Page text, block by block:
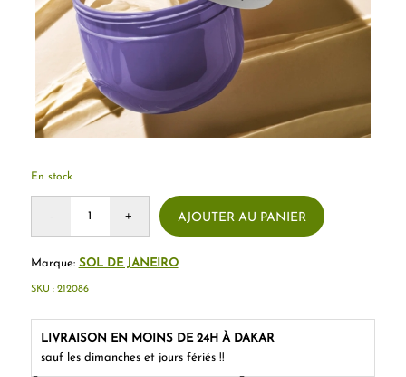
En stock
AJOUTER AU PANIER
Marque: SOL DE JANEIRO
LIVRAISON EN MOINS DE 24H À DAKAR
sauf les dimanches et jours fériés !!
SKU : 212086